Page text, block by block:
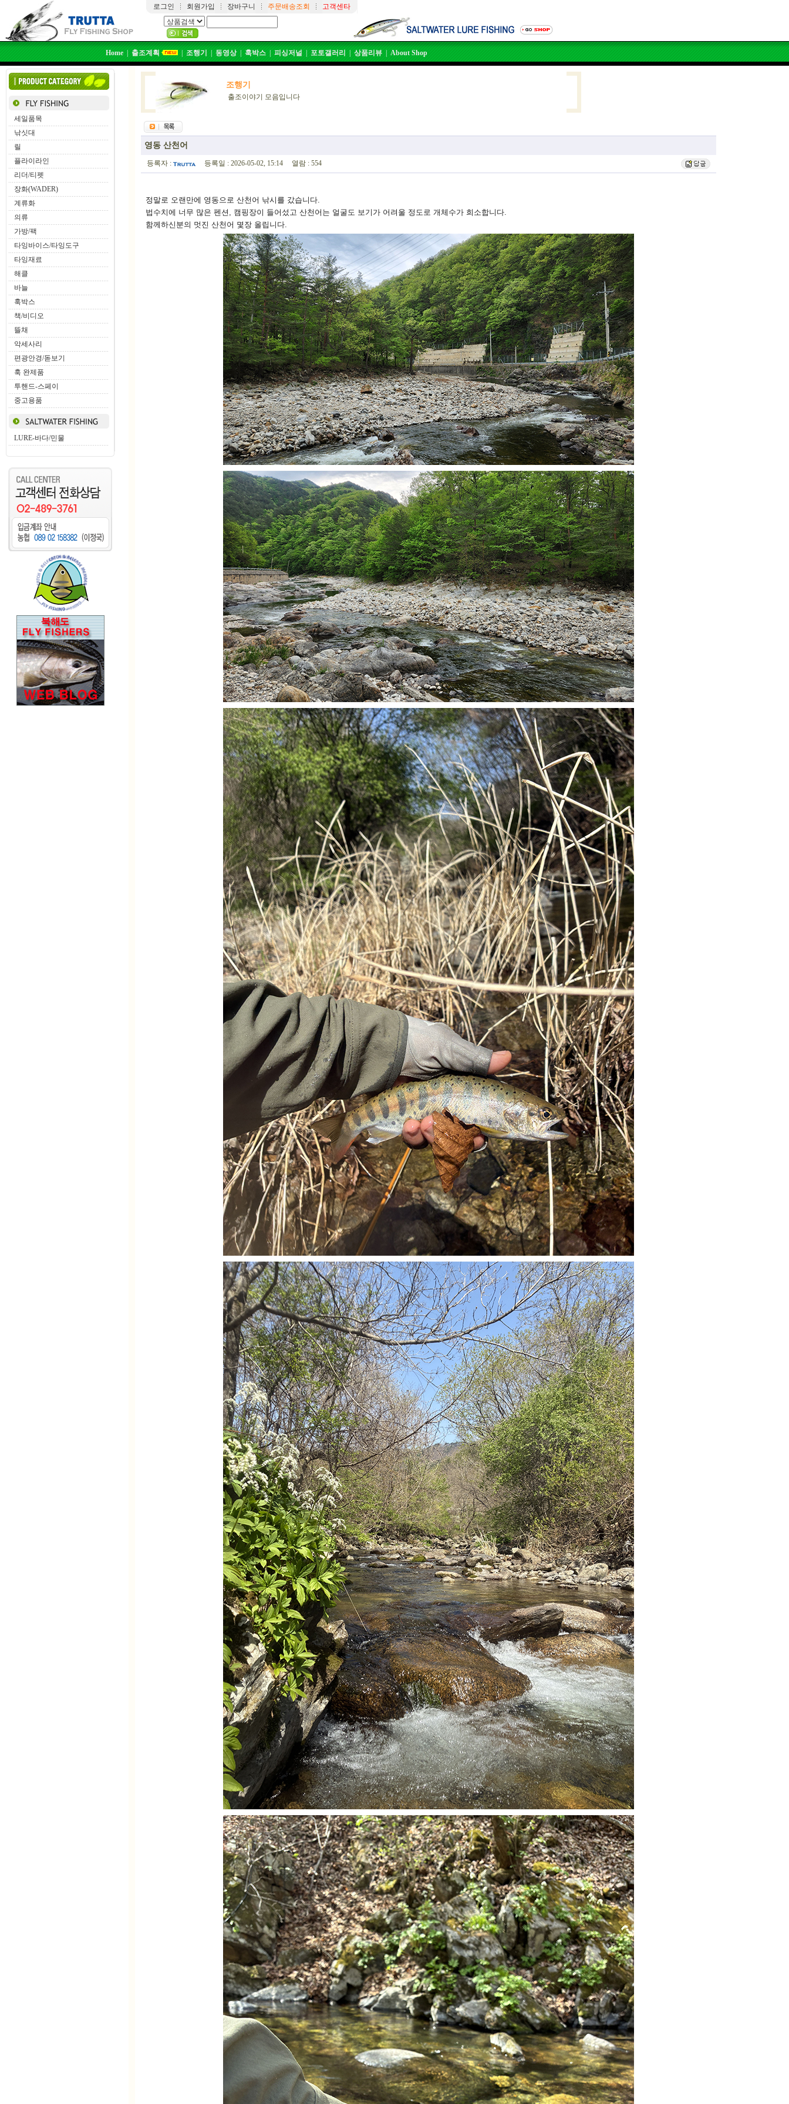
로그인 회원가입 장바구니 주문배송조회 고객센타
Home 출조계획 조행기 동영상 훅박스 피싱저널 포토갤러리 상품리뷰 About Shop
세일품목
낚싯대
릴
플라이라인
리더/티펫
장화(WADER)
계류화
의류
가방/팩
타잉바이스/타잉도구
타잉재료
해클
바늘
훅박스
책/비디오
뜰채
악세사리
편광안경/돋보기
훅 완제품
투핸드-스페이
중고용품
LURE-바다/민물
조행기
출조이야기 모음입니다
영동 산천어
등록자 : 등록일 : 2026-05-02, 15:14 열람 : 554
정말로 오랜만에 영동으로 산천어 낚시를 갔습니다.
법수치에 너무 많은 펜션, 캠핑장이 들어섰고 산천어는 얼굴도 보기가 어려울 정도로 개체수가 희소합니다.
함께하신분의 멋진 산천어 몇장 올립니다.